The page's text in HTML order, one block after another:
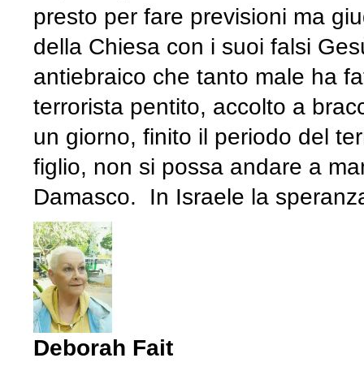
presto per fare previsioni ma
della Chiesa con i suoi falsi
antiebraico che tanto male ha
terrorista pentito, accolto a
un giorno, finito il periodo del
figlio, non si possa andare a
Damasco. In Israele la
Deborah Fait